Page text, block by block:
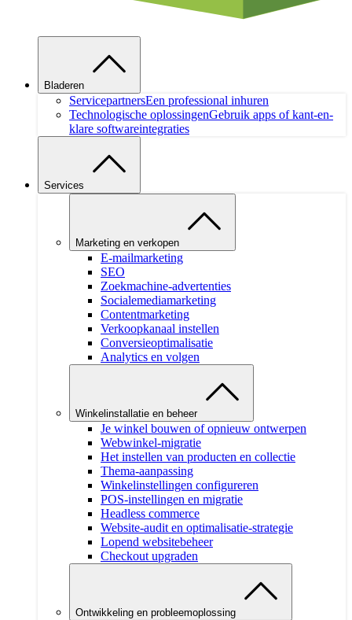
Bladeren
ServicepartnersEen professional inhuren
Technologische oplossingenGebruik apps of kant-en-
klare softwareintegraties
Services
Marketing en verkopen
E-mailmarketing
SEO
Zoekmachine-advertenties
Socialemediamarketing
Contentmarketing
Verkoopkanaal instellen
Conversieoptimalisatie
Analytics en volgen
Winkelinstallatie en beheer
Je winkel bouwen of opnieuw ontwerpen
Webwinkel-migratie
Het instellen van producten en collectie
Thema-aanpassing
Winkelinstellingen configureren
POS-instellingen en migratie
Headless commerce
Website-audit en optimalisatie-strategie
Lopend websitebeheer
Checkout upgraden
Ontwikkeling en probleemoplossing